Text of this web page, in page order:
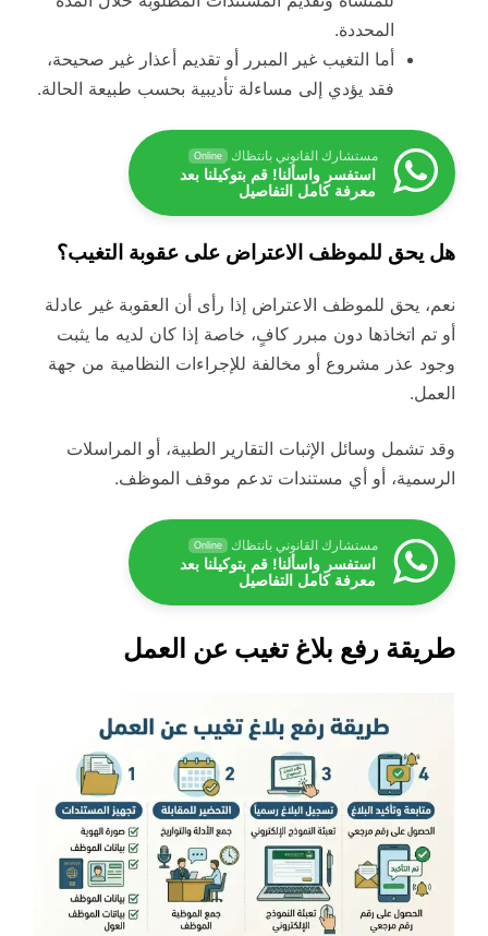
المحددة.
أما التغيب غير المبرر أو تقديم أعذار غير صحيحة،
فقد يؤدي إلى مساءلة تأديبية بحسب طبيعة الحالة.
مستشارك القانوني بانتظاك Online
استفسر واسألنا! قم بتوكيلنا بعد
معرفة كامل التفاصيل
هل يحق للموظف الاعتراض على عقوبة التغيب؟
نعم، يحق للموظف الاعتراض إذا رأى أن العقوبة غير عادلة
أو تم اتخاذها دون مبرر كافٍ، خاصة إذا كان لديه ما يثبت
وجود عذر مشروع أو مخالفة للإجراءات النظامية من جهة
العمل.
وقد تشمل وسائل الإثبات التقارير الطبية، أو المراسلات
الرسمية، أو أي مستندات تدعم موقف الموظف.
مستشارك القانوني بانتظاك Online
استفسر واسألنا! قم بتوكيلنا بعد
معرفة كامل التفاصيل
طريقة رفع بلاغ تغيب عن العمل